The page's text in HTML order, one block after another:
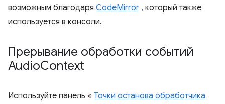
возможным благодаря CodeMirror , который также
используется в консоли.
Прерывание обработки событий
AudioContext
Используйте панель « Точки останова обработчика